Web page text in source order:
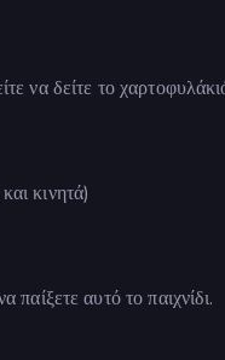
να δείτε το
κινητά)
παίξετε αυτό το παιχνίδι.